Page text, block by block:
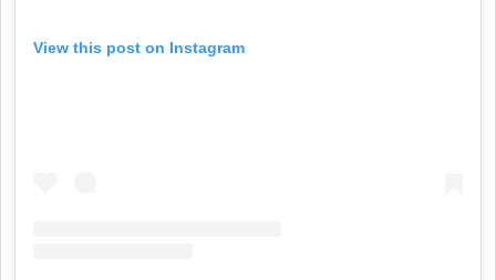
View this post on Instagram